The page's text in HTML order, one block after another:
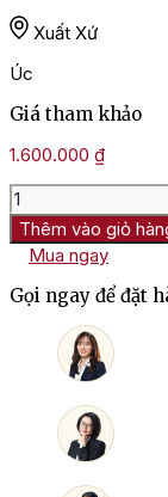
Xuất Xứ
Úc
Giá tham khảo
1.600.000 ₫
Rượu
Vang
Úc
Yangarra
Mclaren
Vale
Roussanne
Thêm vào giỏ
Mua ngay
Gọi ngay để đặt